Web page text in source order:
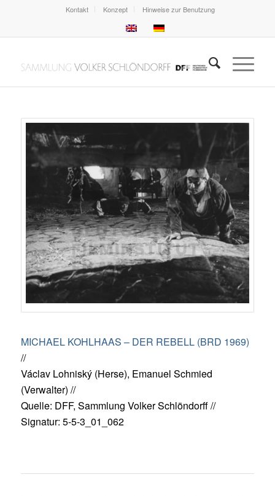
Kontakt Konzept Hinweise zur Benutzung
MICHAEL KOHLHAAS – DER REBELL (BRD 1969)
//
Václav Lohniský (Herse), Emanuel Schmied
(Verwalter) //
Quelle: DFF, Sammlung Volker Schlöndorff //
Signatur: 5-5-3_01_062